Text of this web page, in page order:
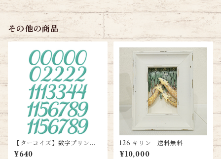
その他の商品
【ターコイズ】数字プリント
＜A4サイズ＞ 送料込み
¥640
126 キリン 送料無料
¥10,000